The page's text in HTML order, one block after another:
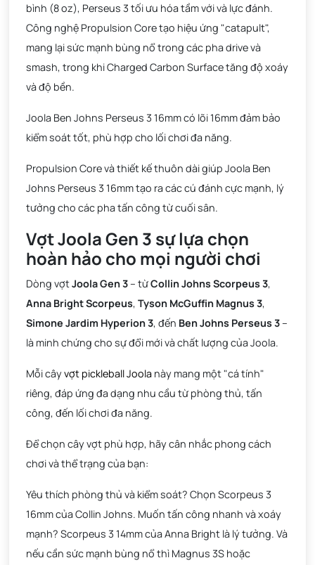
bình (8 oz), Perseus 3 tối ưu hóa tầm với và lực đánh.
Công nghệ Propulsion Core tạo hiệu ứng "catapult",
mang lại sức mạnh bùng nổ trong các pha drive và
smash, trong khi Charged Carbon Surface tăng độ xoáy
và độ bền.
Joola Ben Johns Perseus 3 16mm có lõi 16mm đảm bảo
kiểm soát tốt, phù hợp cho lối chơi đa năng.
Propulsion Core và thiết kế thuôn dài giúp Joola Ben
Johns Perseus 3 16mm tạo ra các cú đánh cực mạnh, lý
tưởng cho các pha tấn công từ cuối sân.
Vợt Joola Gen 3 sự lựa chọn
hoàn hảo cho mọi người chơi
Dòng vợtJoola Gen 3– từCollin Johns Scorpeus 3,
Anna Bright Scorpeus, Tyson McGuffin Magnus 3,
Simone Jardim Hyperion 3, đến Ben Johns Perseus 3–
là minh chứng cho sự đổi mới và chất lượng của Joola.
Mỗi câyvợt pickleball Joola này mang một "cá tính"
riêng, đáp ứng đa dạng nhu cầu từ phòng thủ, tấn
công, đến lối chơi đa năng.
Để chọn cây vợt phù hợp, hãy cân nhắc phong cách
chơi và thể trạng của bạn:
Yêu thích phòng thủ và kiểm soát? Chọn Scorpeus 3
16mm của Collin Johns. Muốn tấn công nhanh và xoáy
mạnh? Scorpeus 3 14mm của Anna Bright là lý tưởng. Và
nếu cần sức mạnh bùng nổ thì Magnus 3S hoặc